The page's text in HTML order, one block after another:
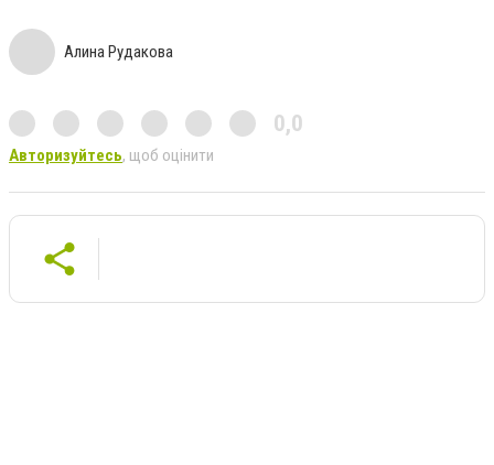
Алина Рудакова
0,0
Авторизуйтесь, щоб оцінити